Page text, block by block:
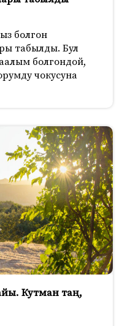
болгон
табылды. Бул
болгондой,
чокусуна
Кутман таң,